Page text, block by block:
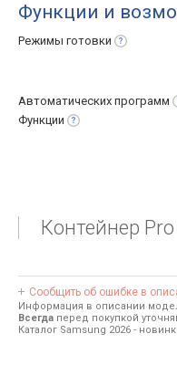
Функции и
Режимы готовки
Автоматических программ
Функции
Контейнер
Сообщить об ошибке в
Информация в описании
Всегда перед покупкой
Каталог Samsung 2026 -